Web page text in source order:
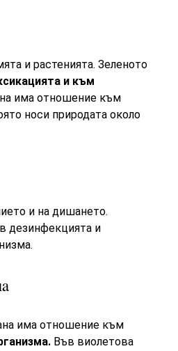
и растенията. Зеленото
и към
има отношение към
носи природата около
и на дишането.
дезинфекцията и
има отношение към
Във виолетова